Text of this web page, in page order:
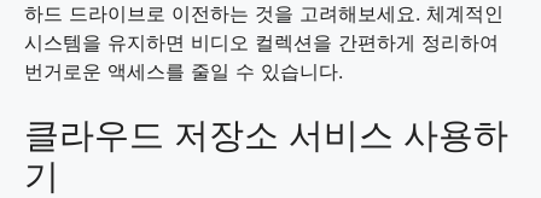
하드 드라이브로 이전하는 것을 고려해보세요. 체계적인
시스템을 유지하면 비디오 컬렉션을 간편하게 정리하여
번거로운 액세스를 줄일 수 있습니다.
클라우드 저장소 서비스 사용하
기